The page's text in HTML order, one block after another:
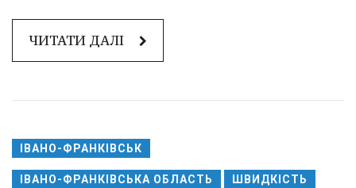
ЧИТАТИ ДАЛІ
ІВАНО-ФРАНКІВСЬК
ІВАНО-ФРАНКІВСЬКА ОБЛАСТЬ ШВИДКІСТЬ